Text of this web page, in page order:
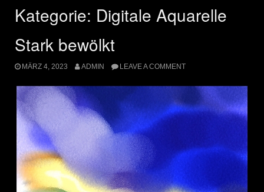
Kategorie: Digitale Aquarelle
Stark bewölkt
MÄRZ 4, 2023 ADMIN LEAVE A COMMENT